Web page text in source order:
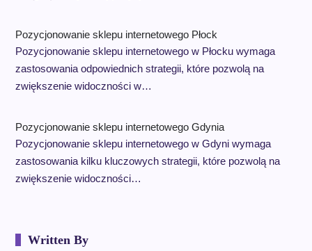
Pozycjonowanie sklepu internetowego Płock
Pozycjonowanie sklepu internetowego w Płocku wymaga
zastosowania odpowiednich strategii, które pozwolą na
zwiększenie widoczności w…
Pozycjonowanie sklepu internetowego Gdynia
Pozycjonowanie sklepu internetowego w Gdyni wymaga
zastosowania kilku kluczowych strategii, które pozwolą na
zwiększenie widoczności…
Written By